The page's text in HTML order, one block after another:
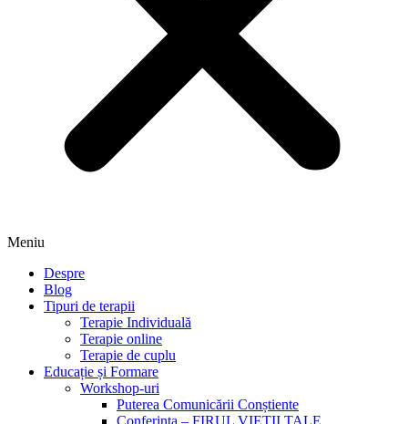
Meniu
Despre
Blog
Tipuri de terapii
Terapie Individuală
Terapie online
Terapie de cuplu
Educație și Formare
Workshop-uri
Puterea Comunicării Conștiente
Conferința – FIRUL VIEȚII TALE